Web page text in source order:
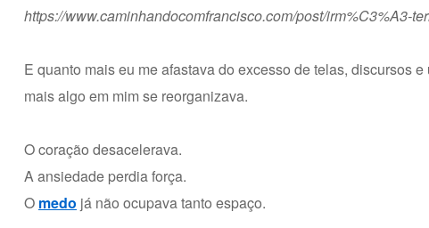
https://www.caminhandocomfrancisco.com/post/irm%C3%A3-
E quanto mais eu me afastava do excesso de telas, discursos e
mais algo em mim se reorganizava.
O coração desacelerava.
A ansiedade perdia força.
O medo já não ocupava tanto espaço.